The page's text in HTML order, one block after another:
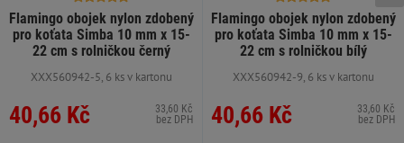
Flamingo obojek nylon zdobený
pro koťata Simba 10 mm x 15-
22 cm s rolničkou černý
XXX560942-5, 6 ks v kartonu
40,66 Kč
33,60 Kč
bez DPH
Flamingo obojek nylon zdobený
pro koťata Simba 10 mm x 15-
22 cm s rolničkou bílý
XXX560942-9, 6 ks v kartonu
40,66 Kč
33,60 Kč
bez DPH